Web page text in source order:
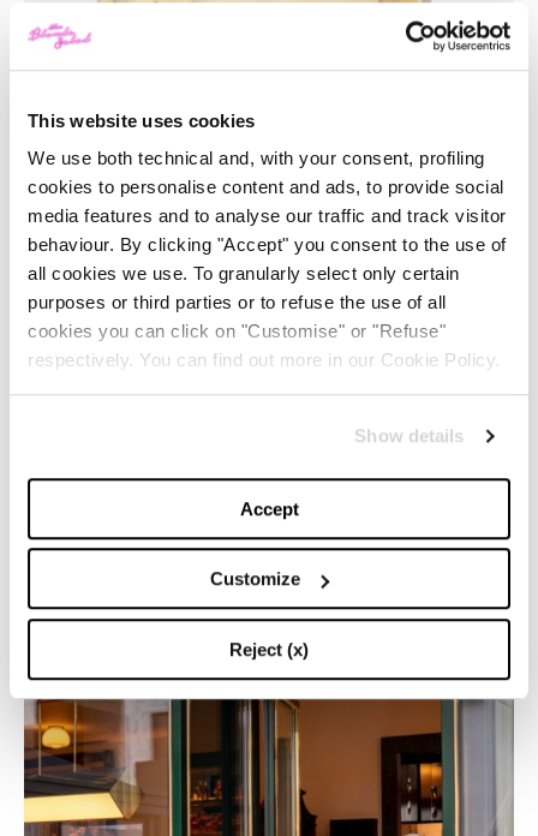
This website uses cookies
We use both technical and, with your consent, profiling
cookies to personalise content and ads, to provide social
media features and to analyse our traffic and track visitor
behaviour. By clicking "Accept" you consent to the use of
all cookies we use. To granularly select only certain
purposes or third parties or to refuse the use of all
cookies you can click on "Customise" or "Refuse"
respectively. You can find out more in our Cookie Policy.
Show details
Accept
Customize
Reject (x)
La capsule comprende una T-shirt, un cappello, una
felpa ed un una coffee cup. La palette di colori scelta
NUOVA CAPSULE COLLECTION DI THE ATTICO